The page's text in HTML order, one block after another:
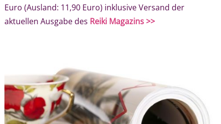
Euro (Ausland: 11,90 Euro) inklusive Versand der
aktuellen Ausgabe des Reiki Magazins >>